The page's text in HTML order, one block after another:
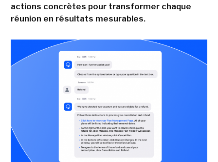
actions concrètes pour transformer chaque
réunion en résultats mesurables.